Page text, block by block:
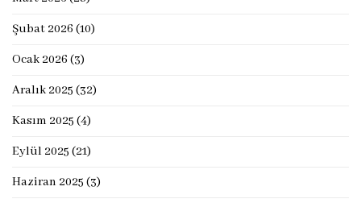
Şubat 2026 (10)
Ocak 2026 (3)
Aralık 2025 (32)
Kasım 2025 (4)
Eylül 2025 (21)
Haziran 2025 (3)